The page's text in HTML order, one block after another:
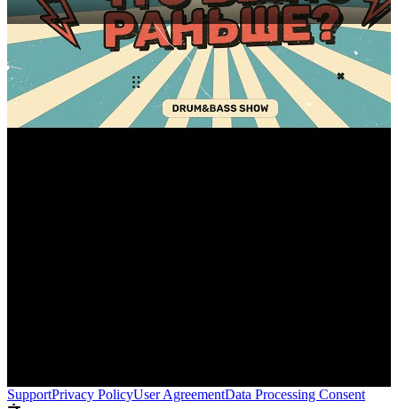
SupportPrivacy PolicyUser AgreementData Processing Consent